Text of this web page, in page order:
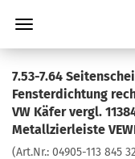
7.53-7.64
Fensterdichtung
VW Käfer vergl.
Metallzierleiste
(Art.Nr.: 04905-113 845